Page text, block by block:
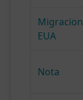
Migracion
EUA
Nota